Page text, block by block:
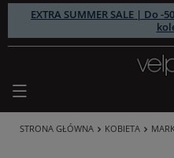
EXTRA SUMMER SALE | Do
STRONA GŁÓWNA KOBIETA